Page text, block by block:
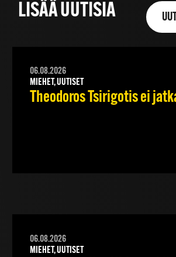
LISÄÄ UUTISIA
06.08.2026
MIEHET, UUTISET
Theodoros Tsirigotis ei
06.08.2026
MIEHET, UUTISET